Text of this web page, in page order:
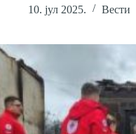
10. јул 2025. Вести